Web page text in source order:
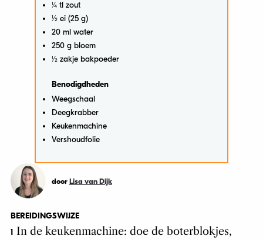
1⁄4 tl zout
1⁄2 ei (25 g)
20 ml water
250 g bloem
1⁄2 zakje bakpoeder
Benodigdheden
Weegschaal
Deegkrabber
Keukenmachine
Vershoudfolie
door Lisa van Dijk
BEREIDINGSWIJZE
1 In de keukenmachine: doe de boterblokjes,